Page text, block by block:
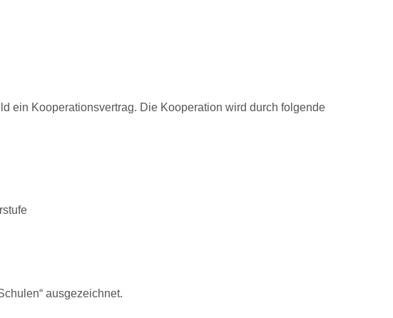
ein Kooperationsvertrag. Die Kooperation wird durch folgende
ausgezeichnet.